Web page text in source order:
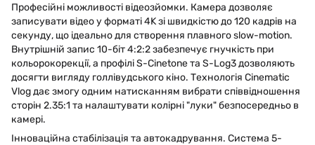
Професійні можливості відеозйомки. Камера дозволяє
записувати відео у форматі 4K зі швидкістю до 120 кадрів на
секунду, що ідеально для створення плавного slow-motion.
Внутрішній запис 10-біт 4:2:2 забезпечує гнучкість при
кольорокорекції, а профілі S-Cinetone та S-Log3 дозволяють
досягти вигляду голлівудського кіно. Технологія Cinematic
Vlog дає змогу одним натисканням вибрати співвідношення
сторін 2.35:1 та налаштувати колірні "луки" безпосередньо в
камері.
Інноваційна стабілізація та автокадрування. Система 5-